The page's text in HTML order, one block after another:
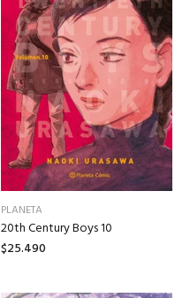
PLANETA
20th Century Boys 10
$25.490